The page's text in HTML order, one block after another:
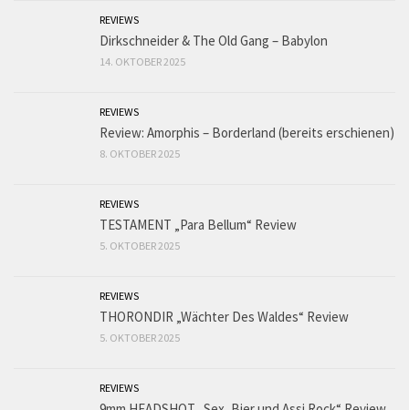
REVIEWS
Dirkschneider & The Old Gang – Babylon
14. OKTOBER 2025
REVIEWS
Review: Amorphis – Borderland (bereits erschienen)
8. OKTOBER 2025
REVIEWS
TESTAMENT „Para Bellum“ Review
5. OKTOBER 2025
REVIEWS
THORONDIR „Wächter Des Waldes“ Review
5. OKTOBER 2025
REVIEWS